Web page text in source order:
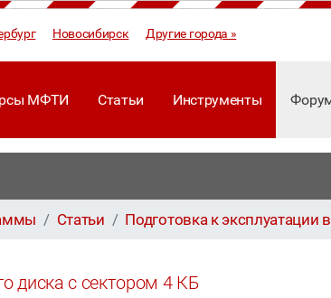
Новосибирск Другие города »
МФТИ Статьи Инструменты
Статьи Подготовка к эксплуатации
диска с сектором 4 КБ